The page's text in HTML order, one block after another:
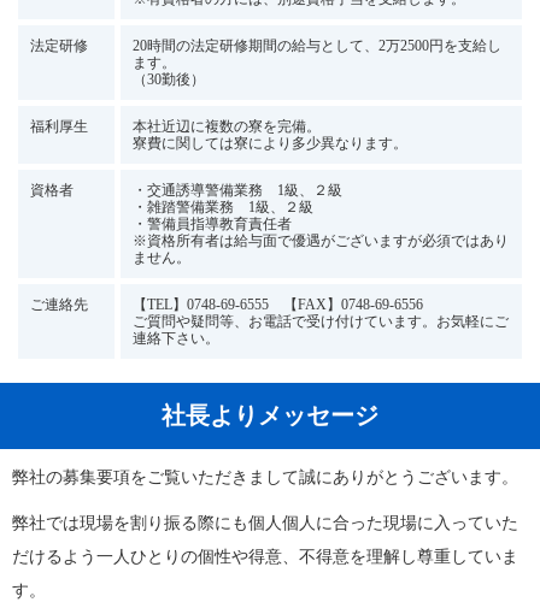
法定研修
20時間の法定研修期間の給与として、2万2500円を支給し
ます。
（30勤後）
福利厚生
本社近辺に複数の寮を完備。
寮費に関しては寮により多少異なります。
資格者
・交通誘導警備業務 1級、２級
・雑踏警備業務 1級、２級
・警備員指導教育責任者
※資格所有者は給与面で優遇がございますが必須ではあり
ません。
ご連絡先
【TEL】0748-69-6555 【FAX】0748-69-6556
ご質問や疑問等、お電話で受け付けています。お気軽にご
連絡下さい。
社長よりメッセージ
弊社の募集要項をご覧いただきまして誠にありがとうございます。
弊社では現場を割り振る際にも個人個人に合った現場に入っていた
だけるよう一人ひとりの個性や得意、不得意を理解し尊重していま
す。